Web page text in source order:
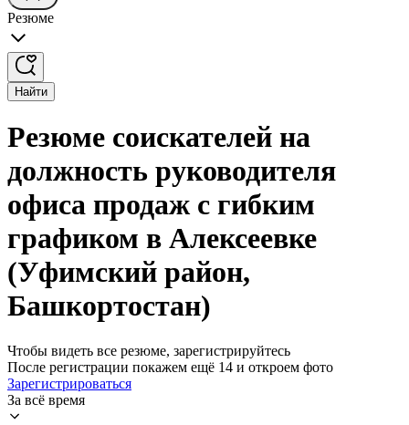
Резюме
Найти
Резюме соискателей на
должность руководителя
офиса продаж с гибким
графиком в Алексеевке
(Уфимский район,
Башкортостан)
Чтобы видеть все резюме, зарегистрируйтесь
После регистрации покажем ещё 14 и откроем фото
Зарегистрироваться
За всё время